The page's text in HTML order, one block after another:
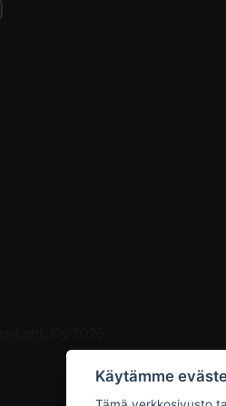
Käytämme